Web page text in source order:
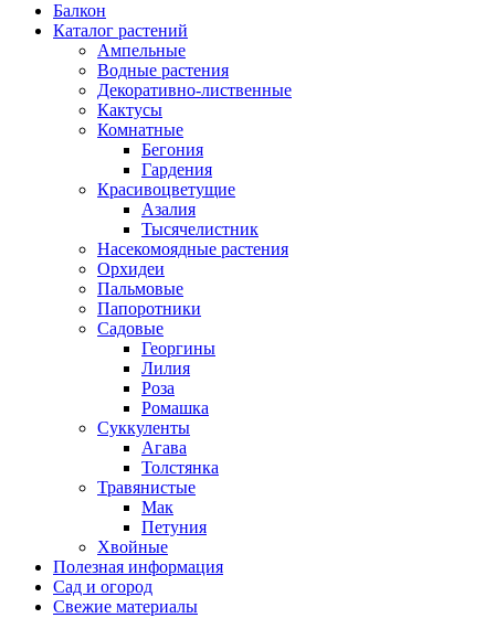
Балкон
Каталог растений
Ампельные
Водные растения
Декоративно-лиственные
Кактусы
Комнатные
Бегония
Гардения
Красивоцветущие
Азалия
Тысячелистник
Насекомоядные растения
Орхидеи
Пальмовые
Папоротники
Садовые
Георгины
Лилия
Роза
Ромашка
Суккуленты
Агава
Толстянка
Травянистые
Мак
Петуния
Хвойные
Полезная информация
Сад и огород
Свежие материалы